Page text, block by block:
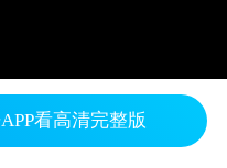
看高清完整版